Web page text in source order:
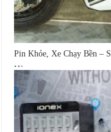
Pin Khỏe, Xe Chạy Bền –
Hàng...